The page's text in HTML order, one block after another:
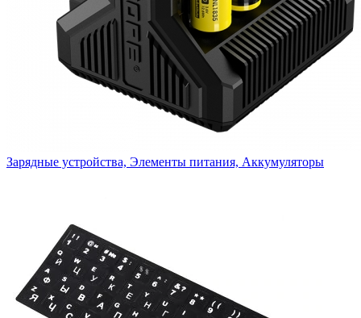
Зарядные устройства, Элементы питания, Аккумуляторы